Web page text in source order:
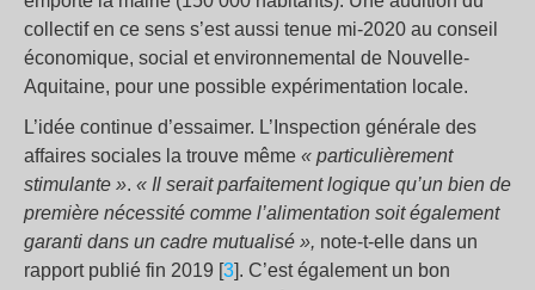
collectif en ce sens s’est aussi tenue mi-2020 au conseil
économique, social et environnemental de Nouvelle-
Aquitaine, pour une possible expérimentation locale.
L’idée continue d’essaimer. L’Inspection générale des
affaires sociales la trouve même « particulièrement
stimulante ». « Il serait parfaitement logique qu’un bien de
première nécessité comme l’alimentation soit également
garanti dans un cadre mutualisé », note-t-elle dans un
rapport publié fin 2019 [3]. C’est également un bon